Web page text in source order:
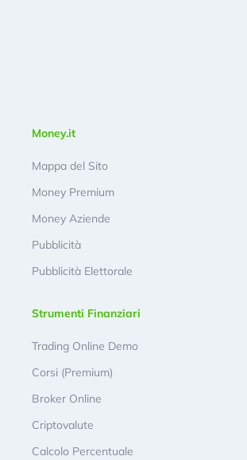
Money.it
Mappa del Sito
Money Premium
Money Aziende
Pubblicità
Pubblicità Elettorale
Strumenti Finanziari
Trading Online Demo
Corsi (Premium)
Broker Online
Criptovalute
Calcolo Percentuale